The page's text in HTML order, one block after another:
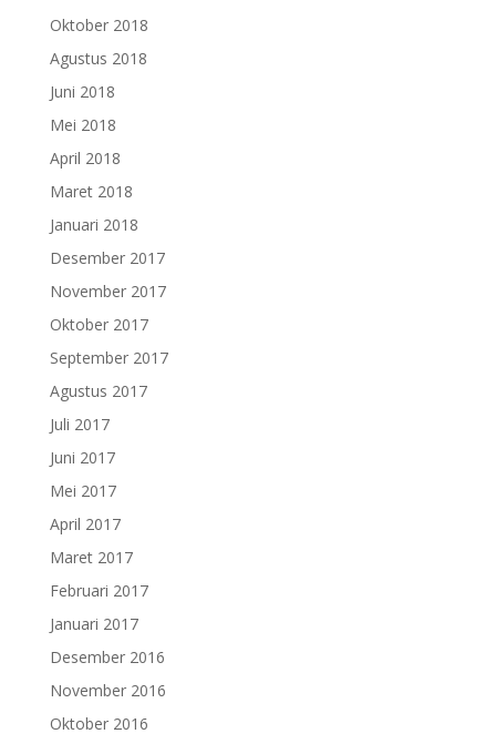
Oktober 2018
Agustus 2018
Juni 2018
Mei 2018
April 2018
Maret 2018
Januari 2018
Desember 2017
November 2017
Oktober 2017
September 2017
Agustus 2017
Juli 2017
Juni 2017
Mei 2017
April 2017
Maret 2017
Februari 2017
Januari 2017
Desember 2016
November 2016
Oktober 2016